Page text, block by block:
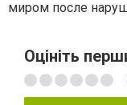
миром после
Оцініть